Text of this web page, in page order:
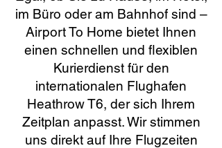
im Büro oder am Bahnhof sind –
Airport To Home bietet Ihnen
einen schnellen und flexiblen
Kurierdienst für den
internationalen Flughafen
Heathrow T6, der sich Ihrem
Zeitplan anpasst. Wir stimmen
uns direkt auf Ihre Flugzeiten